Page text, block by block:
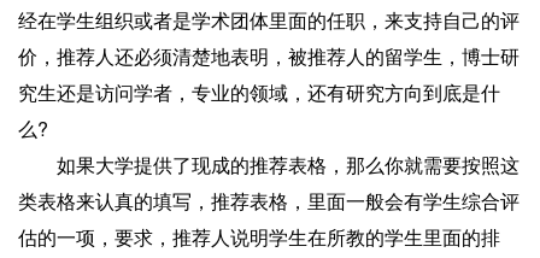
经在学生组织或者是学术团体里面的任职，来支持自己的评
价，推荐人还必须清楚地表明，被推荐人的留学生，博士研
究生还是访问学者，专业的领域，还有研究方向到底是什
么?
如果大学提供了现成的推荐表格，那么你就需要按照这
类表格来认真的填写，推荐表格，里面一般会有学生综合评
估的一项，要求，推荐人说明学生在所教的学生里面的排